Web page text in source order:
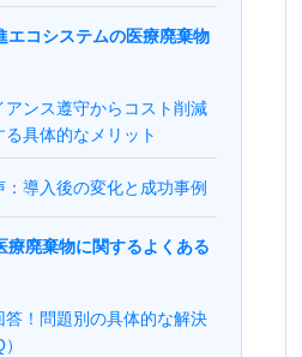
エコシステムの医療廃棄物
アンス遵守からコスト削減
る具体的なメリット
：導入後の変化と成功事例
療廃棄物に関するよくある
答！問題別の具体的な解決